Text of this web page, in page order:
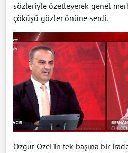
sözleriyle özetleyerek genel
çöküşü gözler önüne serdi.
Özgür Özel'in tek başına bir